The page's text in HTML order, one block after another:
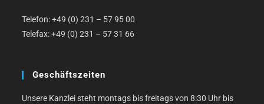
Telefon: +49 (0) 231 – 57 95 00
Telefax: +49 (0) 231 – 57 31 66
Geschäftszeiten
Unsere Kanzlei steht montags bis freitags von 8:30 Uhr bis